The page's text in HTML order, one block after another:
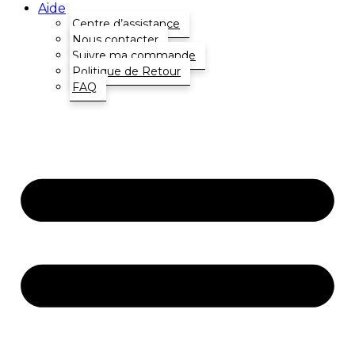
Aide
Centre d’assistance
Nous contacter
Suivre ma commande
Politique de Retour
FAQ